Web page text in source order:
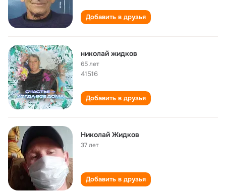
Добавить в друзья
николай жидков
65 лет
41516
Добавить в друзья
Николай Жидков
37 лет
Добавить в друзья